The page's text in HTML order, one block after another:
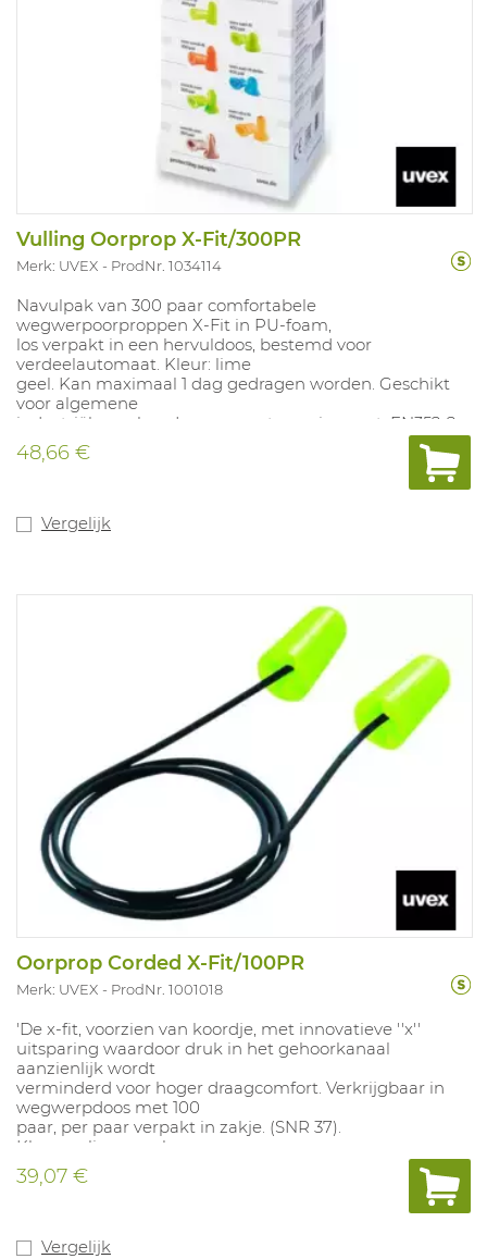
Vulling Oorprop X-Fit/300PR
Merk: UVEX ProdNr. 1034114
Navulpak van 300 paar comfortabele
wegwerpoorproppen X-Fit in PU-foam,
los verpakt in een hervuldoos, bestemd voor
verdeelautomaat. Kleur: lime
geel. Kan maximaal 1 dag gedragen worden. Geschikt
voor algemene
industriële werken. In overeenstemming met: EN352-2
(SNR 37dB).
48,66 €
Vergelijk
Oorprop Corded X-Fit/100PR
Merk: UVEX ProdNr. 1001018
'De x-fit, voorzien van koordje, met innovatieve ''x''
uitsparing waardoor druk in het gehoorkanaal
aanzienlijk wordt
verminderd voor hoger draagcomfort. Verkrijgbaar in
wegwerpdoos met 100
paar, per paar verpakt in zakje. (SNR 37).
Kleuren: lime, geel.
39,07 €
Vergelijk